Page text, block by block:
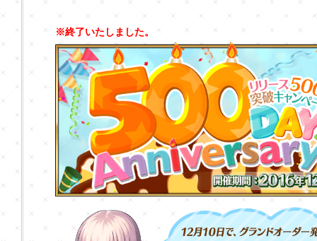
※終了いたしました。